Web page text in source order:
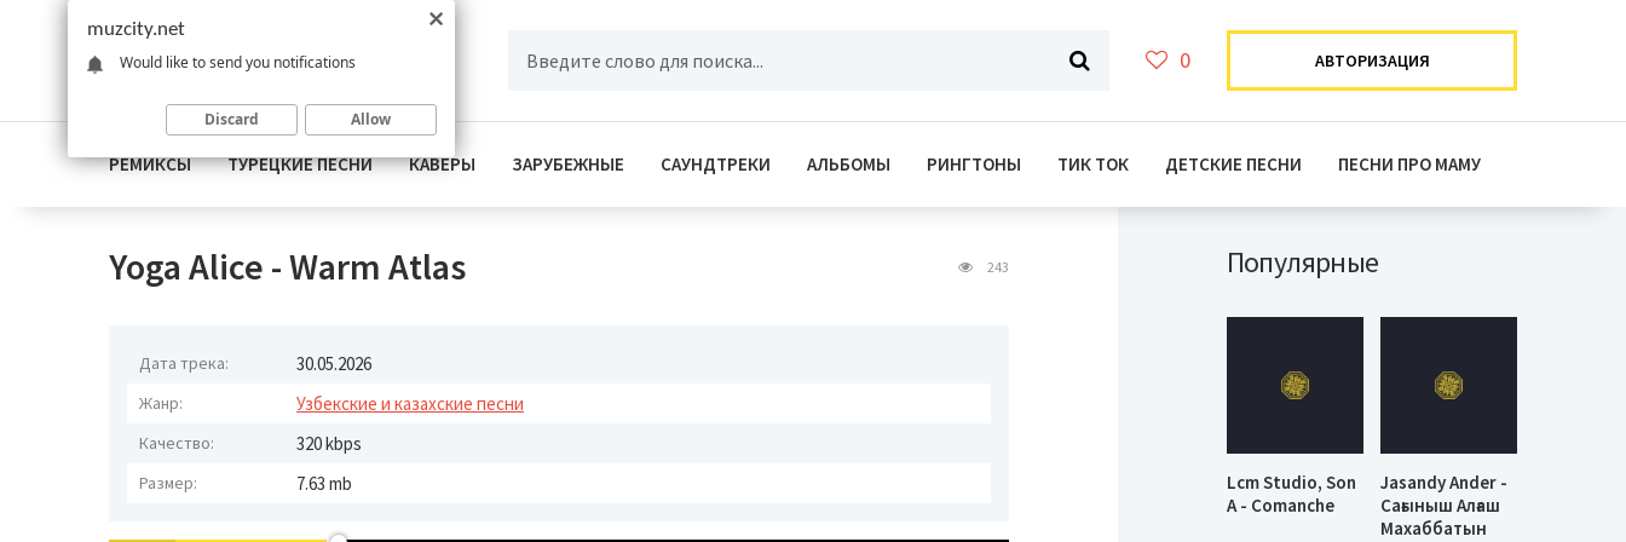
0 АВТОРИЗАЦИЯ
РЕМИКСЫ ТУРЕЦКИЕ ПЕСНИ КАВЕРЫ ЗАРУБЕЖНЫЕ САУНДТРЕКИ АЛЬБОМЫ РИНГТОНЫ ТИК ТОК ДЕТСКИЕ ПЕСНИ ПЕСНИ ПРО МАМУ
Yoga Alice - Warm Atlas 243
Дата трека: 30.05.2026
Жанр: Узбекские и казахские песни
Качество: 320 kbps
Размер: 7.63 mb
Популярные
Lcm Studio, Son
A - Comanche
Jasandy Ander -
Сағыныш Алғаш
Махаббатын
muzcity.net
Would like to send you notifications
Discard Allow